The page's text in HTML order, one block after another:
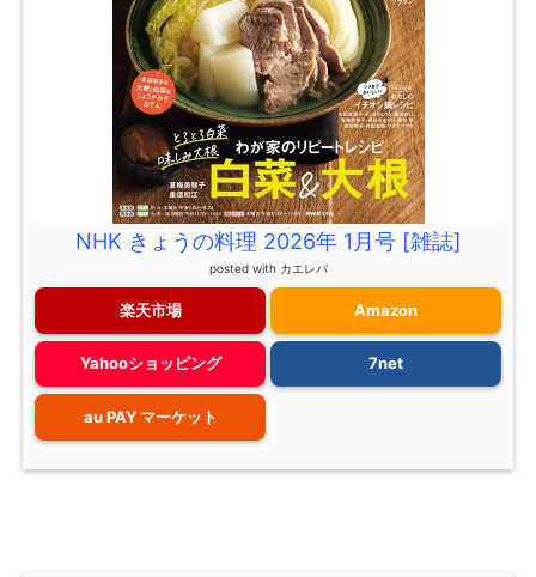
NHK きょうの料理 2026年 1月号 [雑誌]
posted with カエレバ
楽天市場 Amazon
Yahooショッピング 7net
au PAY マーケット